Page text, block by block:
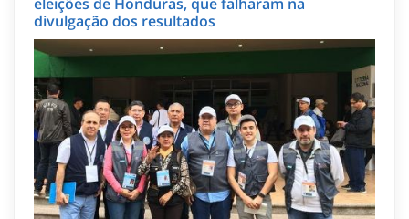
divulgação dos resultados